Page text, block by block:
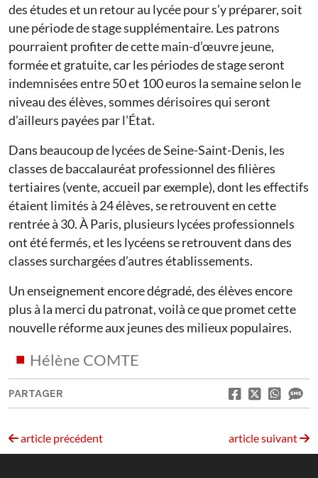
des études et un retour au lycée pour s’y préparer, soit
une période de stage supplémentaire. Les patrons
pourraient profiter de cette main-d’œuvre jeune,
formée et gratuite, car les périodes de stage seront
indemnisées entre 50 et 100 euros la semaine selon le
niveau des élèves, sommes dérisoires qui seront
d’ailleurs payées par l’État.
Dans beaucoup de lycées de Seine-Saint-Denis, les
classes de baccalauréat professionnel des filières
tertiaires (vente, accueil par exemple), dont les effectifs
étaient limités à 24 élèves, se retrouvent en cette
rentrée à 30. À Paris, plusieurs lycées professionnels
ont été fermés, et les lycéens se retrouvent dans des
classes surchargées d’autres établissements.
Un enseignement encore dégradé, des élèves encore
plus à la merci du patronat, voilà ce que promet cette
nouvelle réforme aux jeunes des milieux populaires.
Hélène COMTE
PARTAGER
article précédent article suivant